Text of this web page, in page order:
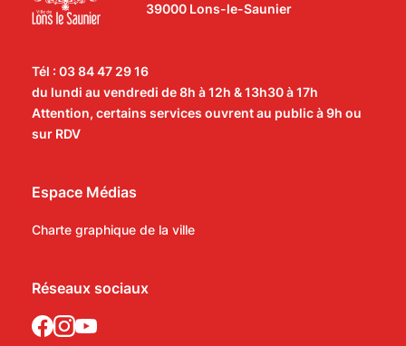
39000 Lons-le-Saunier
Tél : 03 84 47 29 16
du lundi au vendredi de 8h à 12h & 13h30 à 17h
Attention, certains services ouvrent au public à 9h ou
sur RDV
Espace Médias
Charte graphique de la ville
Réseaux sociaux